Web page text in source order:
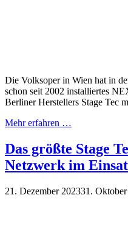
Die Volksoper in Wien hat in
schon seit 2002 installiertes
Berliner Herstellers Stage Tec
Mehr erfahren …
Das größte Stage
Netzwerk im
21. Dezember 202331.